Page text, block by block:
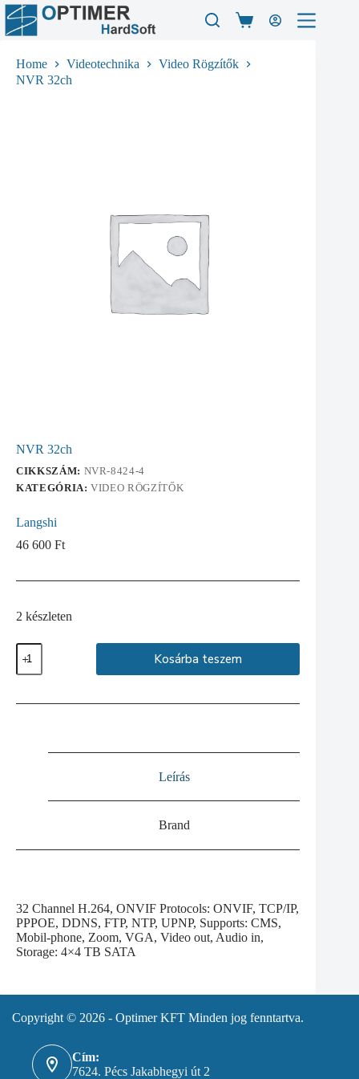
Skip
to
content
Shopping
Home
Videotechnika
Video Rögzítők
NVR 32ch
NVR 32ch
CIKKSZÁM: NVR-8424-4
KATEGÓRIA:VIDEO RÖGZÍTŐK
Langshi
46 600 Ft
2 készleten
NVR
32ch
mennyiség
Kosárba teszem
Leírás
Brand
32 Channel H.264, ONVIF Protocols: ONVIF, TCP/IP,
PPPOE, DDNS, FTP, NTP, UPNP, Supports: CMS,
Mobil-phone, Zoom, VGA, Video out, Audio in,
Storage: 4×4 TB SATA
Copyright © 2026 - Optimer KFT Minden jog fenntartva.
Cím:
7624. Pécs Jakabhegyi út 2